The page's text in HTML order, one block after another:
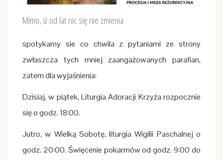
Mimo, iż od lat nic się nie zmienia
spotykamy sie co chwila z pytaniami ze strony
zwłaszcza tych mniej zaangażowanych parafian,
zatem dla wyjaśnienia:
Dzisiaj, w piątek, Liturgia Adoracji Krzyża rozpocznie
się o godz. 18:00.
Jutro, w Wielką Sobotę, liturgia Wigilii Paschalnej o
godz. 20:00. Święcenie pokarmów od godz. 9:00 do